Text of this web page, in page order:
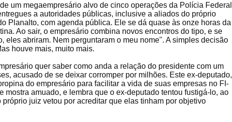
um megaempresário alvo de cinco operações da Polícia Federal
a autoridades públicas, inclusive a aliados do próprio
Planalto, com agenda pública. Ele se dá quase às onze horas da
Ao sair, o empresário combina novos encontros do tipo, e se
abriram. Nem perguntaram o meu nome". A simples decisão
houve mais, muito mais.
quer saber como anda a relação do presidente com um
acusado de se deixar corromper por milhões. Este ex-deputado,
do empresário para facilitar a vida de suas empresas no FI-
amuado, e lembra que o ex-deputado tentou fustigá-lo, ao
juiz vetou por acreditar que elas tinham por objetivo